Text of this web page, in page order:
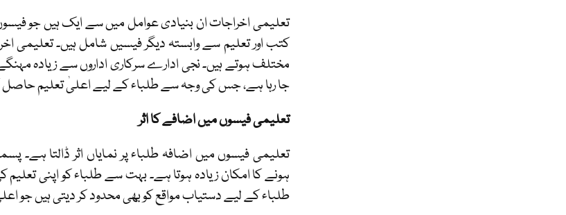
تعلیمی اخراجات ان بنیادی عوامل میں سے ایک ہیں جو
کتب اور تعلیم سے وابستہ دیگر فیسیں شامل ہیں۔
مختلف ہوتے ہیں۔ نجی ادارے سرکاری اداروں سے زیادہ
جا رہا ہے، جس کی وجہ سے طلباء کے لیے اعلیٰ تعلیم حاصل
تعلیمی فیسوں میں اضافے کا اثر
تعلیمی فیسوں میں اضافہ طلباء پر نمایاں اثر ڈالتا ہے۔
ہونے کا امکان زیادہ ہوتا ہے۔ بہت سے طلباء کو اپنی
طلباء کے لیے دستیاب مواقع کو بھی محدود کر دیتی ہیں جو